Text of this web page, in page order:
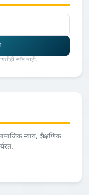
स्पॅम नाही.
न्याय, शैक्षणिक